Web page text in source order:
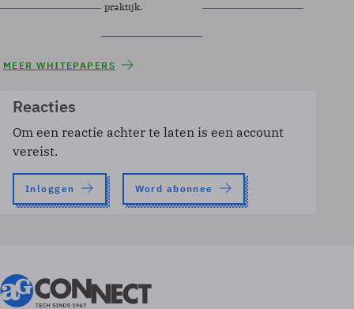
praktijk.
MEER WHITEPAPERS
Reacties
Om een reactie achter te laten is een account
vereist.
Inloggen Word abonnee